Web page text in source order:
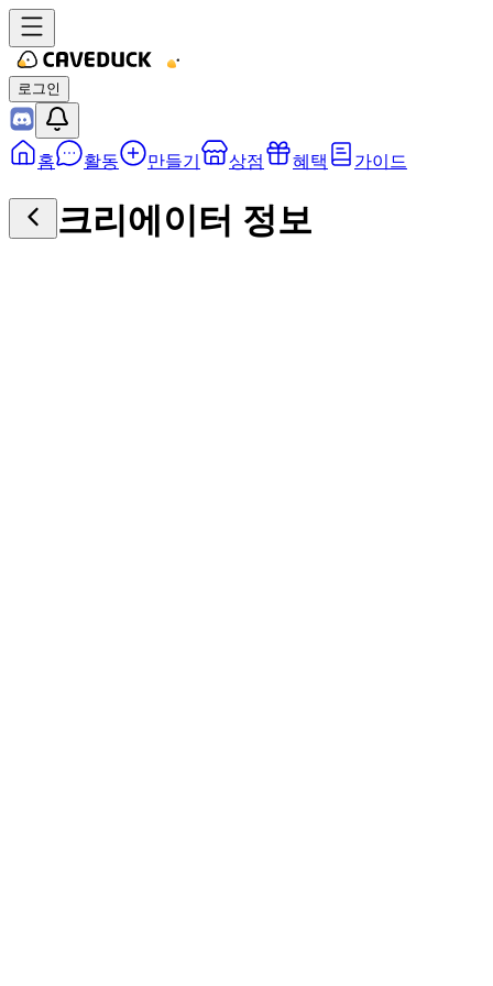
로그인
홈 활동 만들기 상점 혜택 가이드
크리에이터 정보